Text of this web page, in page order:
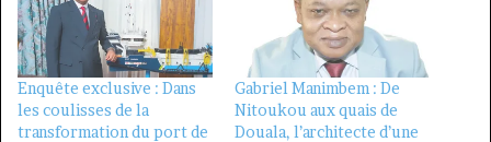
Enquête exclusive : Dans
les coulisses de la
transformation du port de
Gabriel Manimbem : De
Nitoukou aux quais de
Douala, l’architecte d’une